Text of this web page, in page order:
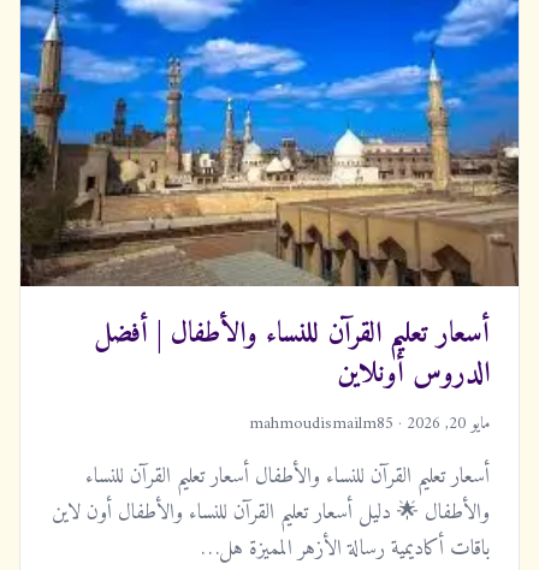
أسعار تعليم القرآن للنساء والأطفال | أفضل
الدروس أونلاين
مايو 20, 2026 · mahmoudismailm85
أسعار تعليم القرآن للنساء والأطفال أسعار تعليم القرآن للنساء
والأطفال 🌟 دليل أسعار تعليم القرآن للنساء والأطفال أون لاين
باقات أكاديمية رسالة الأزهر المميزة هل…